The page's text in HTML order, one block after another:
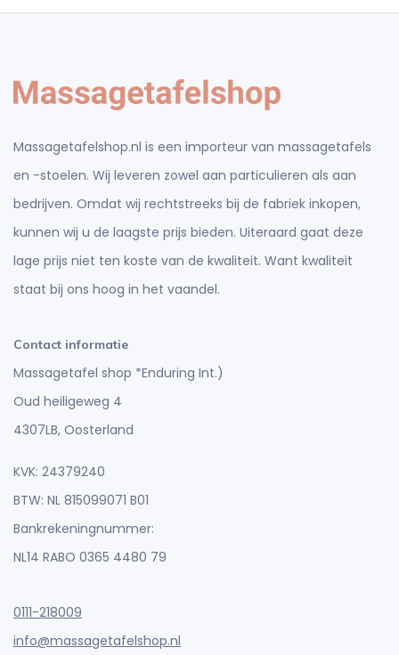
Massagetafelshop.nl is een importeur van massagetafels
en -stoelen. Wij leveren zowel aan particulieren als aan
bedrijven. Omdat wij rechtstreeks bij de fabriek inkopen,
kunnen wij u de laagste prijs bieden. Uiteraard gaat deze
lage prijs niet ten koste van de kwaliteit. Want kwaliteit
staat bij ons hoog in het vaandel.
Contact informatie
Massagetafel shop *Enduring Int.)
Oud heiligeweg 4
4307LB, Oosterland
KVK: 24379240
BTW: NL 815099071 B01
Bankrekeningnummer:
NL14 RABO 0365 4480 79
0111-218009
info@massagetafelshop.nl